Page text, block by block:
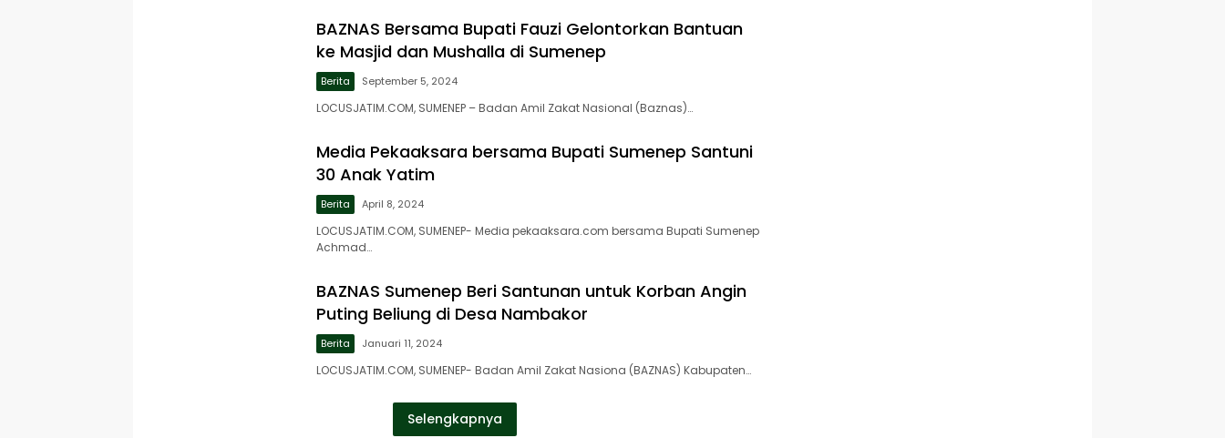
BAZNAS Bersama Bupati Fauzi Gelontorkan Bantuan
ke Masjid dan Mushalla di Sumenep
Berita September 5, 2024
LOCUSJATIM.COM, SUMENEP – Badan Amil Zakat Nasional (Baznas)…
Media Pekaaksara bersama Bupati Sumenep Santuni
30 Anak Yatim
Berita April 8, 2024
LOCUSJATIM.COM, SUMENEP- Media pekaaksara.com bersama Bupati Sumenep
Achmad…
BAZNAS Sumenep Beri Santunan untuk Korban Angin
Puting Beliung di Desa Nambakor
Berita Januari 11, 2024
LOCUSJATIM.COM, SUMENEP- Badan Amil Zakat Nasiona (BAZNAS) Kabupaten…
Selengkapnya